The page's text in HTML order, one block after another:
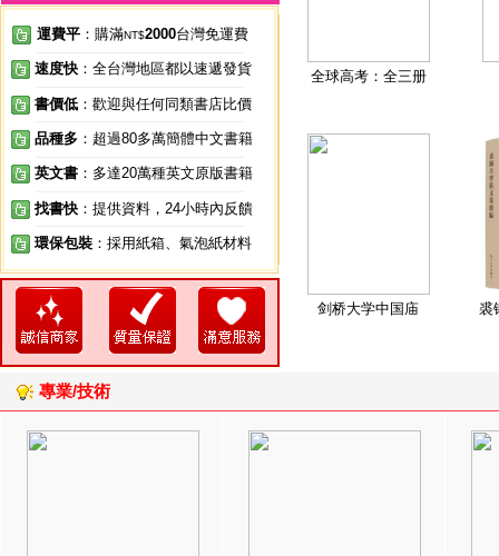
運費平 ：購滿NT$2000台灣免運費
速度快 ：全台灣地區都以速遞發貨
書價低 ：歡迎與任何同類書店比價
品種多 ：超過80多萬簡體中文書籍
英文書 ：多達20萬種英文原版書籍
找書快 ：提供資料，24小時內反饋
環保包裝 ：採用紙箱、氣泡紙材料
全球高考：全三册
剑桥大学中国庙 裘
專業/技術